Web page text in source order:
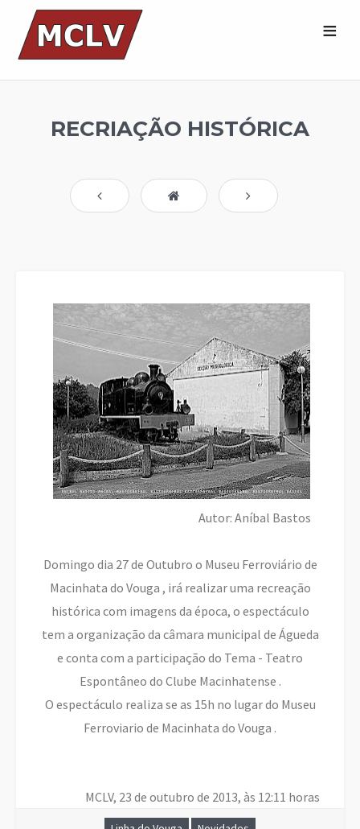
RECRIAÇÃO HISTÓRICA
Autor: Aníbal Bastos
Domingo dia 27 de Outubro o Museu Ferroviário de
Macinhata do Vouga , irá realizar uma recreação
histórica com imagens da época, o espectáculo
tem a organização da câmara municipal de Águeda
e conta com a participação do Tema - Teatro
Espontâneo do Clube Macinhatense .
O espectáculo realiza se as 15h no lugar do Museu
Ferroviario de Macinhata do Vouga .
MCLV, 23 de outubro de 2013, às 12:11 horas